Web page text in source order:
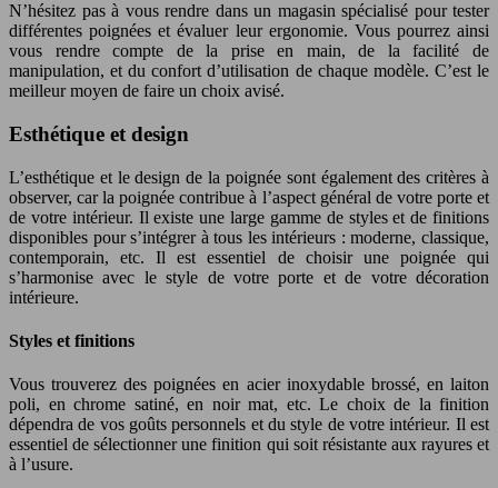
N’hésitez pas à vous rendre dans un magasin spécialisé pour tester
différentes poignées et évaluer leur ergonomie. Vous pourrez ainsi
vous rendre compte de la prise en main, de la facilité de
manipulation, et du confort d’utilisation de chaque modèle. C’est le
meilleur moyen de faire un choix avisé.
Esthétique et design
L’esthétique et le design de la poignée sont également des critères à
observer, car la poignée contribue à l’aspect général de votre porte et
de votre intérieur. Il existe une large gamme de styles et de finitions
disponibles pour s’intégrer à tous les intérieurs : moderne, classique,
contemporain, etc. Il est essentiel de choisir une poignée qui
s’harmonise avec le style de votre porte et de votre décoration
intérieure.
Styles et finitions
Vous trouverez des poignées en acier inoxydable brossé, en laiton
poli, en chrome satiné, en noir mat, etc. Le choix de la finition
dépendra de vos goûts personnels et du style de votre intérieur. Il est
essentiel de sélectionner une finition qui soit résistante aux rayures et
à l’usure.